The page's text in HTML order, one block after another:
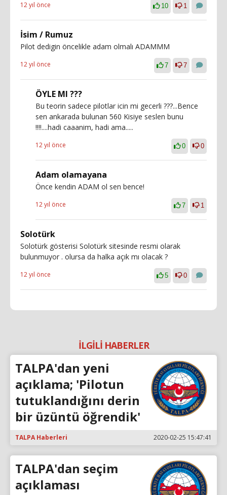
12 yıl önce 10 1
İsim / Rumuz
Pilot dedigin öncelikle adam olmalı ADAMMM
12 yıl önce 7 7
ÖYLE MI ???
Bu teorin sadece pilotlar icin mi gecerli ???...Bence
sen ankarada bulunan 560 Kisiye seslen bunu
!!!!....hadi caaanim, hadi ama.....
12 yıl önce 0 0
Adam olamayana
Önce kendin ADAM ol sen bence!
12 yıl önce 7 1
Solotürk
Solotürk gösterisi Solotürk sitesinde resmi olarak
bulunmuyor . olursa da halka açık mı olacak ?
12 yıl önce 5 0
İLGİLİ HABERLER
TALPA'dan yeni
açıklama; 'Pilotun
tutuklandığını derin
bir üzüntü öğrendik'
TALPA Haberleri 2020-02-25 15:47:41
TALPA'dan seçim
açıklaması